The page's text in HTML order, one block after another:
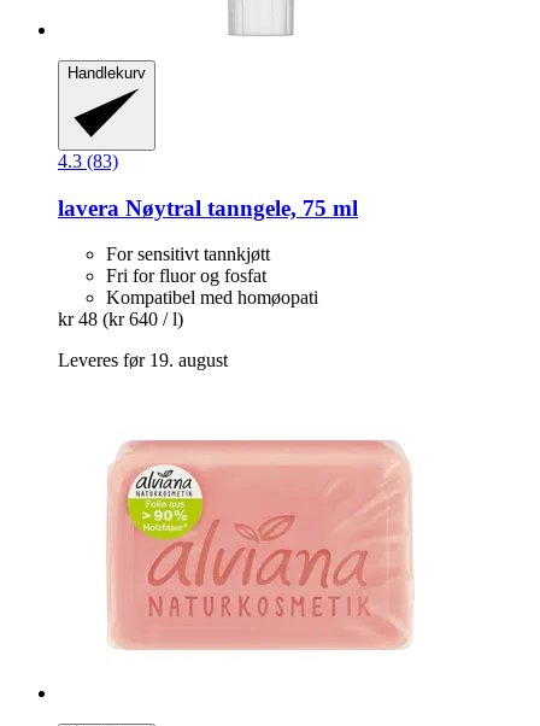
Handlekurv
4.3 (83)
lavera Nøytral tanngele, 75 ml
For sensitivt tannkjøtt
Fri for fluor og fosfat
Kompatibel med homøopati
kr 48 (kr 640 / l)
Leveres før 19. august